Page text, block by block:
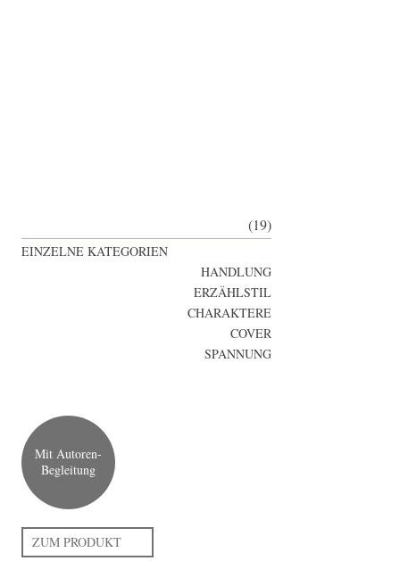
(19)
EINZELNE KATEGORIEN
HANDLUNG
ERZÄHLSTIL
CHARAKTERE
COVER
SPANNUNG
Mit Autoren-
Begleitung
ZUM PRODUKT